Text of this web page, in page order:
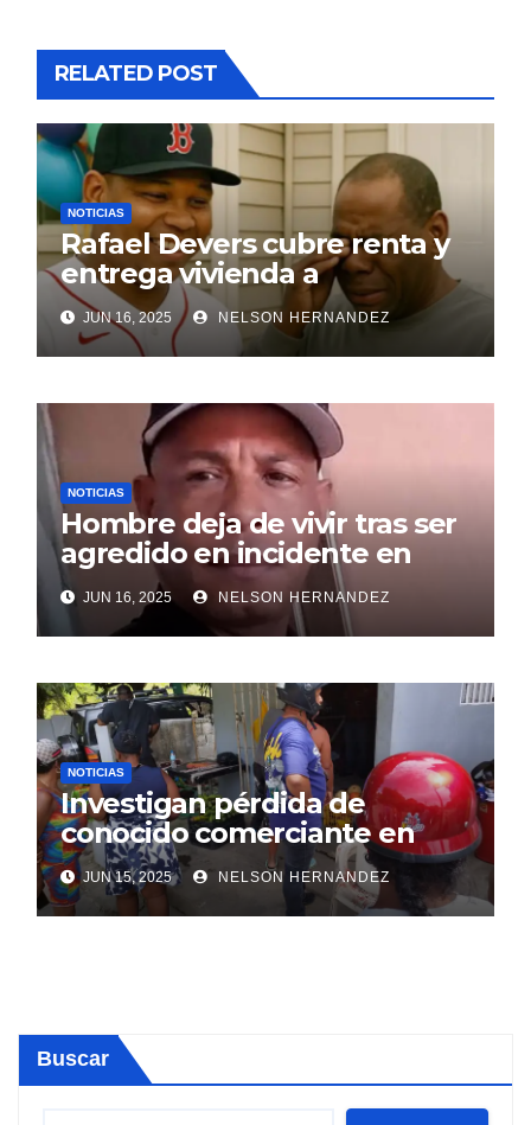
RELATED POST
NOTICIAS
Rafael Devers cubre renta y
entrega vivienda a
exentrenador en RD
JUN 16, 2025 NELSON HERNANDEZ
NOTICIAS
Hombre deja de vivir tras ser
agredido en incidente en
SDE
JUN 16, 2025 NELSON HERNANDEZ
NOTICIAS
Investigan pérdida de
conocido comerciante en
Sosúa
JUN 15, 2025 NELSON HERNANDEZ
Buscar